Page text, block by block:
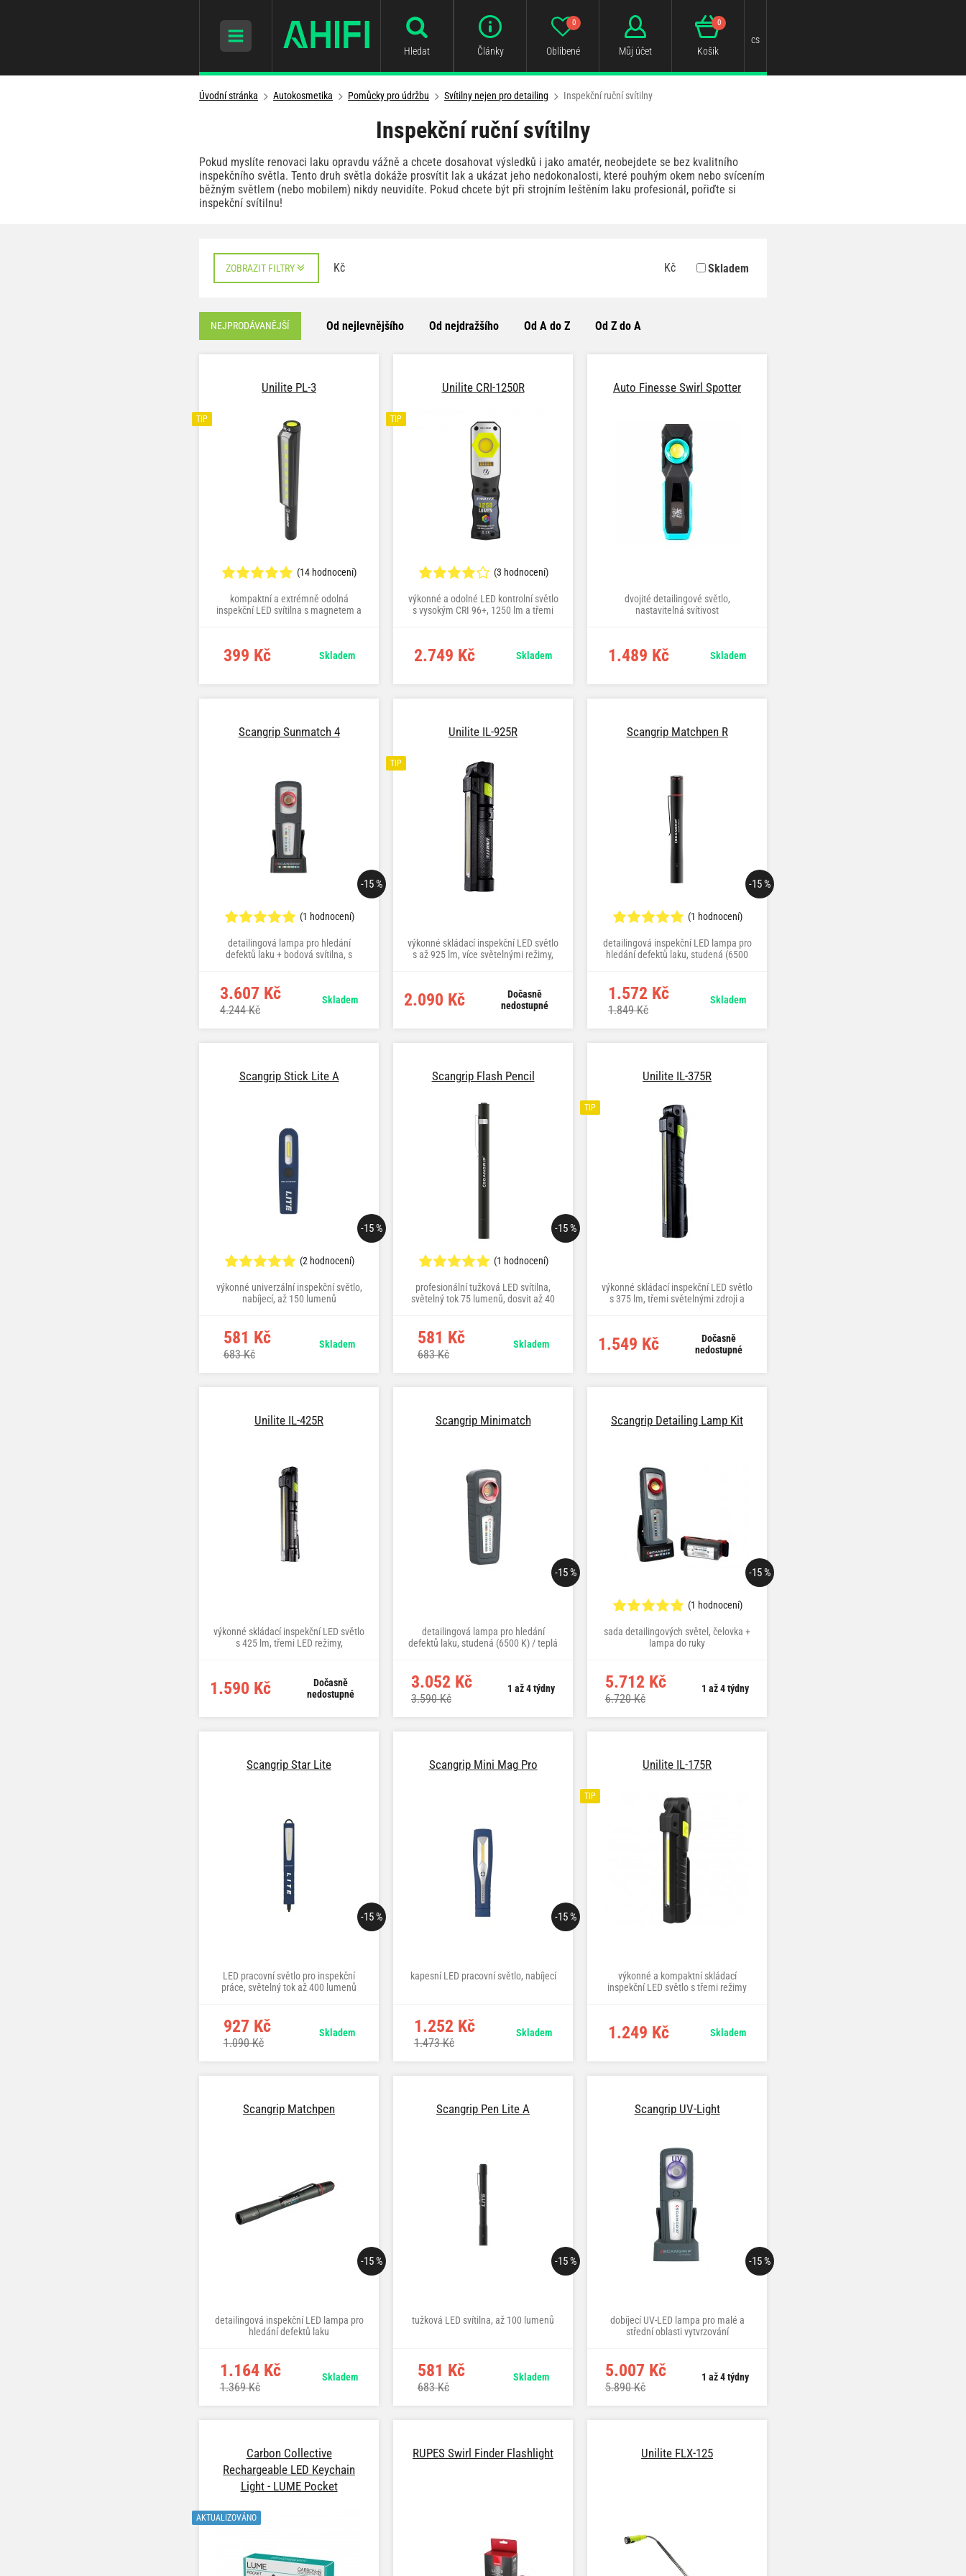
Hledat Články Oblíbené
0
Můj účet Košík
0
cs
Úvodní stránka Autokosmetika Pomůcky pro údržbu Svítilny nejen pro detailing Inspekční ruční svítilny
Inspekční ruční svítilny
Pokud myslíte renovaci laku opravdu vážně a chcete dosahovat výsledků i jako amatér, neobejdete se bez kvalitního
inspekčního světla. Tento druh světla dokáže prosvítit lak a ukázat jeho nedokonalosti, které pouhým okem nebo svícením
běžným světlem (nebo mobilem) nikdy neuvidíte. Pokud chcete být při strojním leštěním laku profesionál, pořiďte si
inspekční svítilnu!
ZOBRAZIT FILTRY Kč Kč Skladem
NEJPRODÁVANĚJŠÍ Od nejlevnějšího Od nejdražšího Od A do Z Od Z do A
Unilite PL-3
TIP
(14 hodnocení)
kompaktní a extrémně odolná
inspekční LED svítilna s magnetem a
399 Kč Skladem
Unilite CRI-1250R
TIP
(3 hodnocení)
výkonné a odolné LED kontrolní světlo
s vysokým CRI 96+, 1250 lm a třemi
2.749 Kč Skladem
Auto Finesse Swirl Spotter
dvojité detailingové světlo,
nastavitelná svítivost
1.489 Kč Skladem
Scangrip Sunmatch 4
-15 %
(1 hodnocení)
detailingová lampa pro hledání
defektů laku + bodová svítilna, s
3.607 Kč
4.244 Kč
Skladem
Unilite IL-925R
TIP
výkonné skládací inspekční LED světlo
s až 925 lm, více světelnými režimy,
2.090 Kč
Dočasně
nedostupné
Scangrip Matchpen R
-15 %
(1 hodnocení)
detailingová inspekční LED lampa pro
hledání defektů laku, studená (6500
1.572 Kč
1.849 Kč
Skladem
Scangrip Stick Lite A
-15 %
(2 hodnocení)
výkonné univerzální inspekční světlo,
nabíjecí, až 150 lumenů
581 Kč
683 Kč
Skladem
Scangrip Flash Pencil
-15 %
(1 hodnocení)
profesionální tužková LED svítilna,
světelný tok 75 lumenů, dosvit až 40
581 Kč
683 Kč
Skladem
Unilite IL-375R
TIP
výkonné skládací inspekční LED světlo
s 375 lm, třemi světelnými zdroji a
1.549 Kč
Dočasně
nedostupné
Unilite IL-425R
výkonné skládací inspekční LED světlo
s 425 lm, třemi LED režimy,
1.590 Kč
Dočasně
nedostupné
Scangrip Minimatch
-15 %
detailingová lampa pro hledání
defektů laku, studená (6500 K) / teplá
3.052 Kč
3.590 Kč
1 až 4 týdny
Scangrip Detailing Lamp Kit
-15 %
(1 hodnocení)
sada detailingových světel, čelovka +
lampa do ruky
5.712 Kč
6.720 Kč
1 až 4 týdny
Scangrip Star Lite
-15 %
LED pracovní světlo pro inspekční
práce, světelný tok až 400 lumenů
927 Kč
1.090 Kč
Skladem
Scangrip Mini Mag Pro
-15 %
kapesní LED pracovní světlo, nabíjecí
1.252 Kč
1.473 Kč
Skladem
Unilite IL-175R
TIP
výkonné a kompaktní skládací
inspekční LED světlo s třemi režimy
1.249 Kč Skladem
Scangrip Matchpen
-15 %
detailingová inspekční LED lampa pro
hledání defektů laku
1.164 Kč
1.369 Kč
Skladem
Scangrip Pen Lite A
-15 %
tužková LED svítilna, až 100 lumenů
581 Kč
683 Kč
Skladem
Scangrip UV-Light
-15 %
dobíjecí UV-LED lampa pro malé a
střední oblasti vytvrzování
5.007 Kč
5.890 Kč
1 až 4 týdny
Carbon Collective
Rechargeable LED Keychain
Light - LUME Pocket
AKTUALIZOVÁNO
RUPES Swirl Finder Flashlight Unilite FLX-125